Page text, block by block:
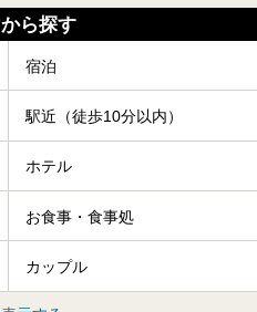
ら探す
宿泊
駅近（徒歩10分以内）
ホテル
お食事・食事処
カップル